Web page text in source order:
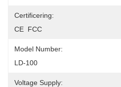
Certificering:
CE  FCC
Model Number:
LD-100
Voltage Supply: